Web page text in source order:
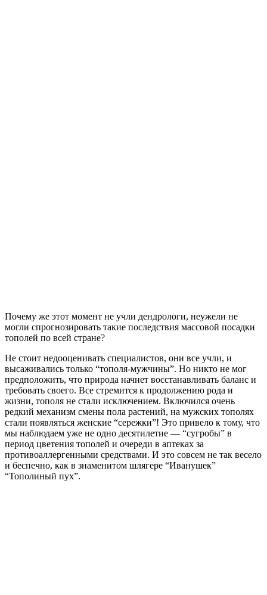
Почему же этот момент не учли дендрологи, неужели не
могли спрогнозировать такие последствия массовой посадки
тополей по всей стране?
Не стоит недооценивать специалистов, они все учли, и
высаживались только “тополя-мужчины”. Но никто не мог
предположить, что природа начнет восстанавливать баланс и
требовать своего. Все стремится к продолжению рода и
жизни, тополя не стали исключением. Включился очень
редкий механизм смены пола растений, на мужских тополях
стали появляться женские “сережки”! Это привело к тому, что
мы наблюдаем уже не одно десятилетие — “сугробы” в
период цветения тополей и очереди в аптеках за
противоаллергенными средствами. И это совсем не так весело
и беспечно, как в знаменитом шлягере “Иванушек”
“Тополиный пух”.